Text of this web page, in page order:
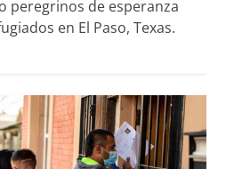
peregrinos de esperanza
en El Paso, Texas.